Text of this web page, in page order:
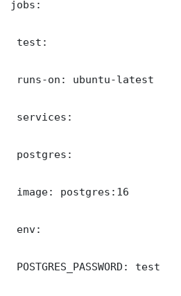
jobs:
test:
runs-on: ubuntu-latest
services:
postgres:
image: postgres:16
env:
POSTGRES_PASSWORD: test